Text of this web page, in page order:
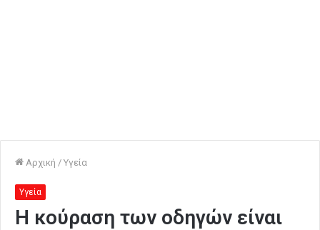
Αρχική / Υγεία
Υγεία
Η κούραση των οδηγών είναι